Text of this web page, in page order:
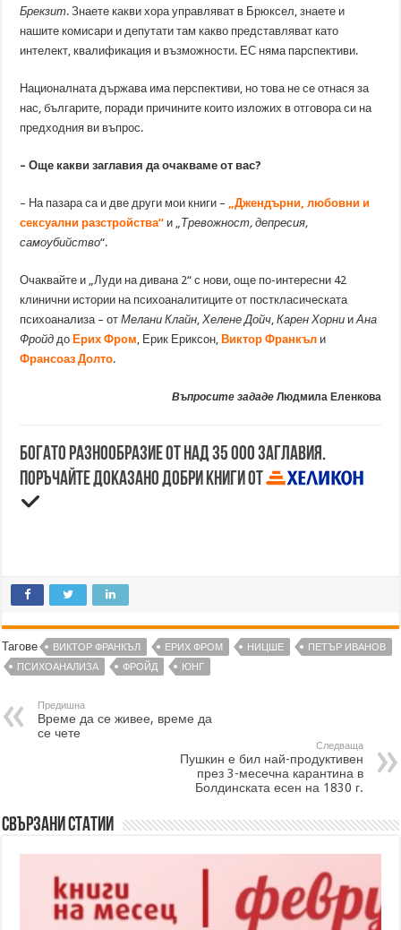
Брекзит. Знаете какви хора управляват в Брюксел, знаете и
нашите комисари и депутати там какво представляват като
интелект, квалификация и възможности. ЕС няма парспективи.
Националната държава има перспективи, но това не се отнася за
нас, българите, поради причините които изложих в отговора си на
предходния ви въпрос.
– Още какви заглавия да очакваме от вас?
– На пазара са и две други мои книги – „Джендърни, любовни и
сексуални разстройства“ и „Тревожност, депресия,
самоубийство“.
Очаквайте и „Луди на дивана 2“ с нови, още по-интересни 42
клинични истории на психоаналитиците от посткласическата
психоанализа – отМелани Клайн,Хелене Дойч,Карен Хорни иАна
Фройд до Ерих Фром, Ерик Ериксон, Виктор Франкъл и
Франсоаз Долто.
Въпросите зададе Людмила Еленкова
Богато разнообразие от над 35 000 заглавия.
Поръчайте доказано добри книги от
Тагове ВИКТОР ФРАНКЪЛ ЕРИХ ФРОМ НИЦШЕ
ПЕТЪР ИВАНОВ
ПСИХОАНАЛИЗА
ФРОЙД ЮНГ
Предишна
Време да се живее, време да
се чете
Следваща
Пушкин е бил най-продуктивен
през 3-месечна карантина в
Болдинската есен на 1830 г.
Свързани статии